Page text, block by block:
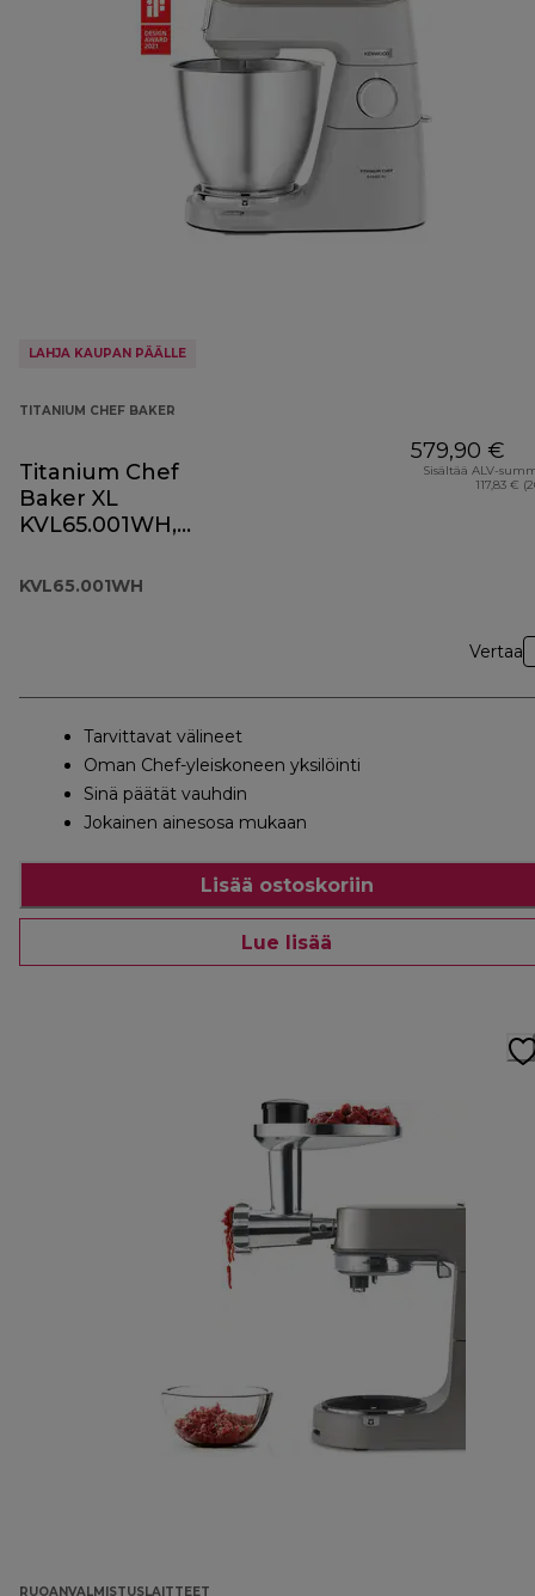
LAHJA KAUPAN PÄÄLLE
TITANIUM CHEF BAKER
Titanium Chef
Baker XL
KVL65.001WH,
KVL65.001WH
579,90 €
Sisältää ALV-
117,83 €
Vertaa
Tarvittavat välineet
Oman Chef-yleiskoneen yksilöinti
Sinä päätät vauhdin
Jokainen ainesosa mukaan
Lisää ostoskoriin
Lue lisää
RUOANVALMISTUSLAITTEET